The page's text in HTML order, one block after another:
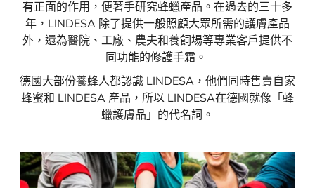
有正面的作用，便著手研究蜂蠟產品。在過去的三十多
年，LINDESA 除了提供一般照顧大眾所需的護膚產品
外，還為醫院、工廠、農夫和養飼場等專業客戶提供不
同功能的修護手霜。
德國大部份養蜂人都認識 LINDESA，他們同時售賣自家
蜂蜜和 LINDESA 產品，所以 LINDESA在德國就像「蜂
蠟護膚品」的代名詞。